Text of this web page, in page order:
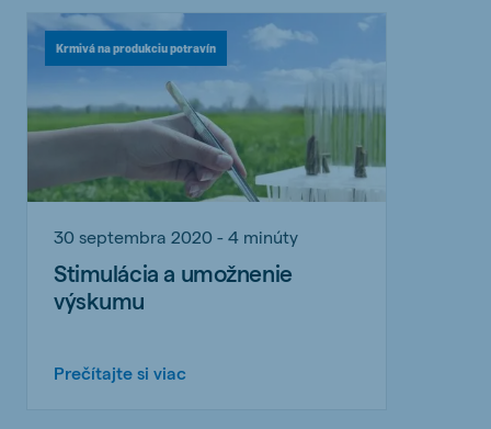
Krmivá na produkciu potravín
30 septembra 2020 - 4 minúty
Stimulácia a umožnenie
výskumu
Prečítajte si viac